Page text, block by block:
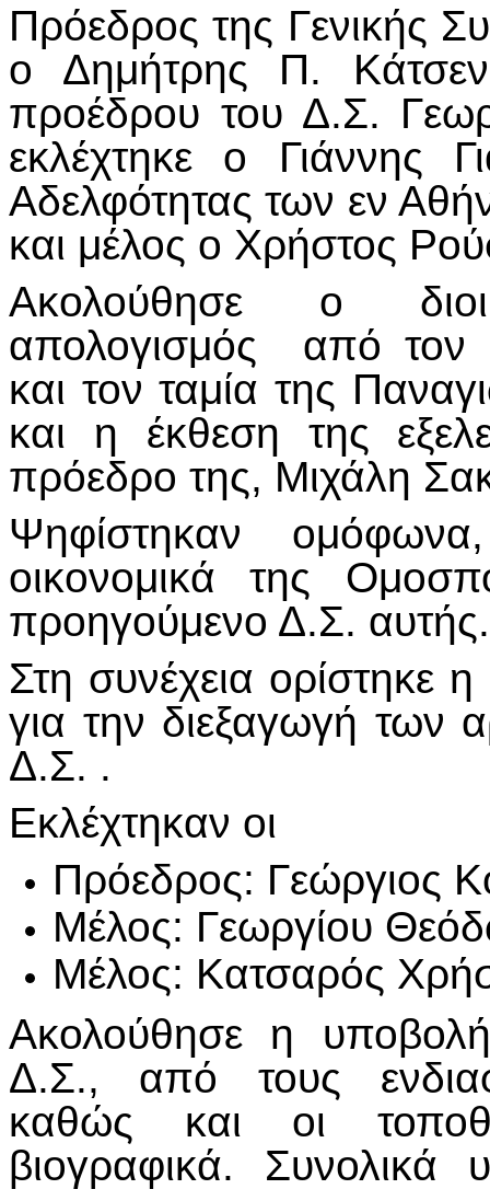
Πρόεδρος της Γενικής
ο Δημήτρης Π.
προέδρου του Δ.Σ.
εκλέχτηκε ο Γιάννης
Αδελφότητας των εν
και μέλος ο Χρήστος
Ακολούθησε ο
απολογισμός από τον
και τον ταμία της
και η έκθεση της
πρόεδρο της, Μιχάλη
Ψηφίστηκαν
οικονομικά της
προηγούμενο Δ.Σ. αυτής.
Στη συνέχεια ορίστηκε
για την διεξαγωγή των
Δ.Σ. .
Εκλέχτηκαν οι
Πρόεδρος: Γεώργιος
Μέλος: Γεωργίου
Μέλος: Κατσαρός
Ακολούθησε η
Δ.Σ., από τους
καθώς και οι
βιογραφικά. Συνολικά